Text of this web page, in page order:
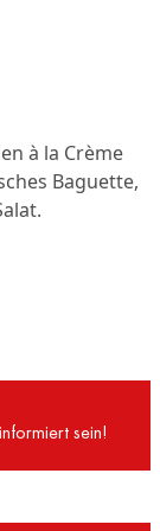
à la Crème
Baguette,
sein!